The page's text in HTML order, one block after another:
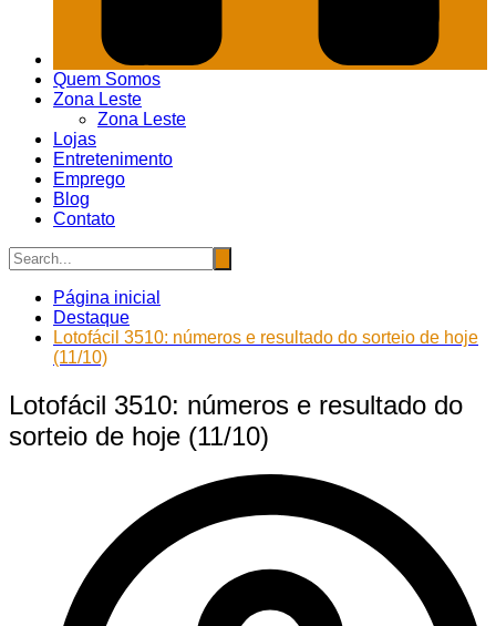
Quem Somos
Zona Leste
Zona Leste
Lojas
Entretenimento
Emprego
Blog
Contato
Página inicial
Destaque
Lotofácil 3510: números e resultado do sorteio de hoje
(11/10)
Lotofácil 3510: números e resultado do
sorteio de hoje (11/10)